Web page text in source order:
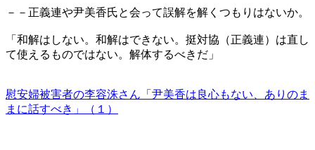
－－正義連や尹美香氏と会って誤解を解くつもりはないか。
「和解はしない。和解はできない。挺対協（正義連）は直し
て使えるものではない。解体するべきだ」
慰安婦被害者の李容洙さん「尹美香は良心もない、ありのま
まに話すべき」（１）